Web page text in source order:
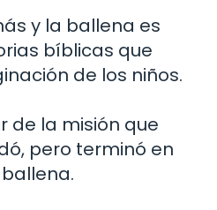
y la ballena es
bíblicas que
de los niños.
de la misión que
pero terminó en